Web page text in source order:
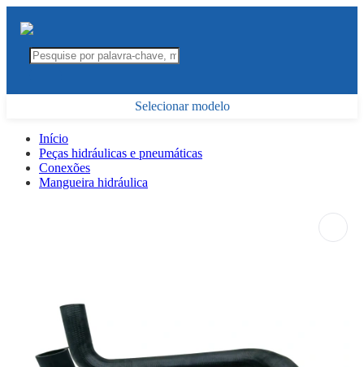
Selecionar modelo
Início
Peças hidráulicas e pneumáticas
Conexões
Mangueira hidráulica